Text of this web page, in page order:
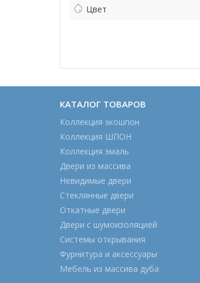
Цвет
КАТАЛОГ ТОВАРОВ
Коллекция экошпон
Коллекция ШПОН
Коллекция эмаль
Двери из массива
Невидимые двери
Стеклянные двери
Откатные двери
Двери с шумоизоляцией
Системы открывания
Фурнитура и аксессуары
Мебель из массива дуба